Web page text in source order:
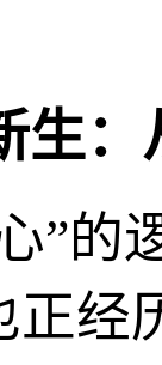
生
”的
正经